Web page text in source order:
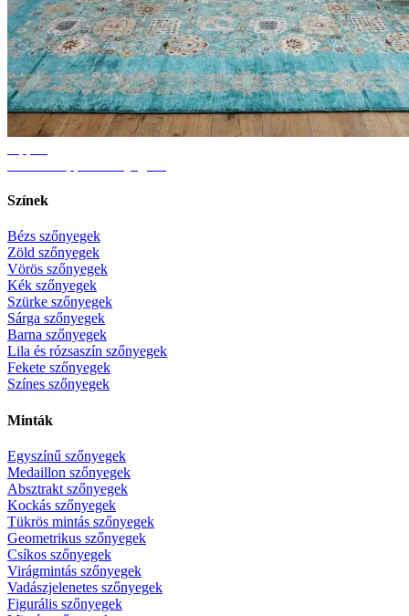
Színek
Bézs szőnyegek
Zöld szőnyegek
Vörös szőnyegek
Kék szőnyegek
Szürke szőnyegek
Sárga szőnyegek
Barna szőnyegek
Lila és rózsaszín szőnyegek
Fekete szőnyegek
Színes szőnyegek
Minták
Egyszínű szőnyegek
Medaillon szőnyegek
Absztrakt szőnyegek
Kockás szőnyegek
Tükrös mintás szőnyegek
Geometrikus szőnyegek
Csíkos szőnyegek
Virágmintás szőnyegek
Vadászjelenetes szőnyegek
Figurális szőnyegek